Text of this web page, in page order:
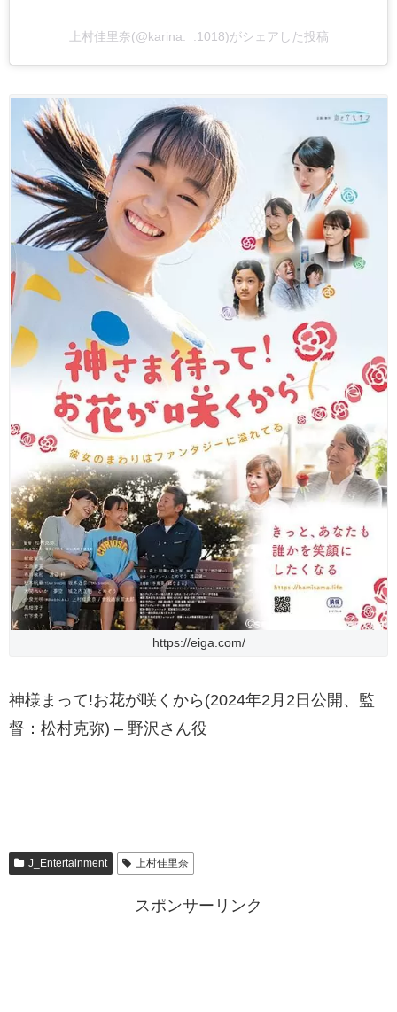
上村佳里奈(@karina._.1018)がシェアした投稿
https://eiga.com/
神様まって!お花が咲くから(2024年2月2日公開、監
督：松村克弥) – 野沢さん役
J_Entertainment 上村佳里奈
スポンサーリンク